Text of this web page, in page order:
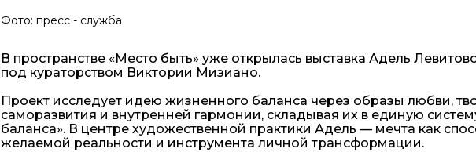
Фото: пресс - служба
В пространстве «Место быть» уже открылась выставка Адель
под кураторством Виктории Мизиано.
Проект исследует идею жизненного баланса через образы любви,
саморазвития и внутренней гармонии, складывая их в единую
баланса». В центре художественной практики Адель — мечта как
желаемой реальности и инструмента личной трансформации.